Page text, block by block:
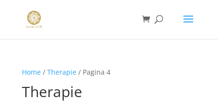
Home/ Therapie/ Pagina 4
Therapie